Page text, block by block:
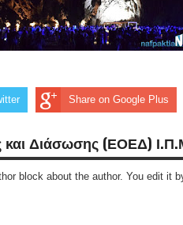
Share on Google Plus
Διάσωσης (ΕΟΕΔ)
block about the author. You edit it